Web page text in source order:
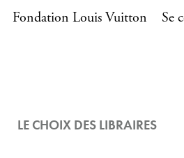
Fondation Louis Vuitton Se
LE CHOIX DES LIBRAIRES